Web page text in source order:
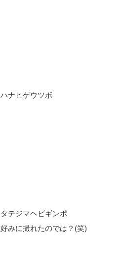
ハナヒゲウツボ
タテジマヘビギンポ
好みに撮れたのでは？(笑)